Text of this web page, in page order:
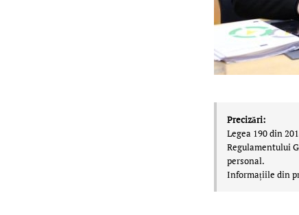
Precizări:
Legea 190 din
Regulamentului
personal.
Informațiile din